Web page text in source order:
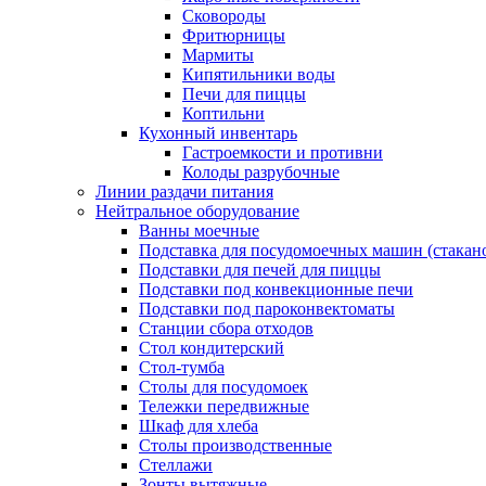
Сковороды
Фритюрницы
Мармиты
Кипятильники воды
Печи для пиццы
Коптильни
Кухонный инвентарь
Гастроемкости и противни
Колоды разрубочные
Линии раздачи питания
Нейтральное оборудование
Ванны моечные
Подставка для посудомоечных машин
Подставки для печей для пиццы
Подставки под конвекционные печи
Подставки под пароконвектоматы
Станции сбора отходов
Стол кондитерский
Стол-тумба
Столы для посудомоек
Тележки передвижные
Шкаф для хлеба
Столы производственные
Стеллажи